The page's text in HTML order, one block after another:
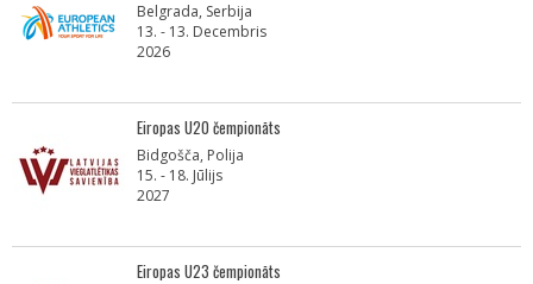
Belgrada, Serbija
13. - 13. Decembris
2026
Eiropas U20 čempionāts
Bidgošča, Polija
15. - 18. Jūlijs
2027
Eiropas U23 čempionāts